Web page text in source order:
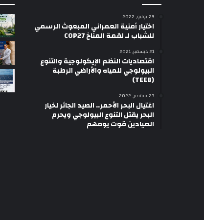
29 يوليو, 2022
اختيار أمنية العمراني المبعوث الرسمي
للشباب لـ لقمة المناخ COP27
21 ديسمبر, 2021
اقتصاديات النظم الإيكولوجية والتنوع
البيولوجي للمياه والأراضي الرطبة
(TEEB)
23 سبتمبر, 2022
اغتيال البحر الأحمر.. الصيد الجائر لخيار
البحر يقتل التنوع البيولوجي ويحرم
الصيادين قوت يومهم